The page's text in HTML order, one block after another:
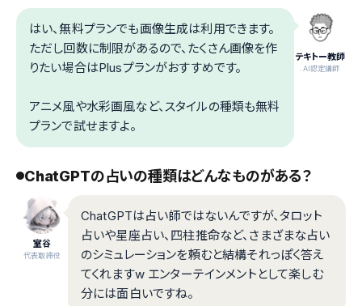
テキトー教師
.AI認定講師
はい、無料プランでも画像生成は利用できます。
ただし回数に制限があるので、たくさん画像を作
りたい場合はPlusプランがおすすめです。
アニメ風や水彩画風など、スタイルの種類も無料
プランで試せますよ。
ChatGPTの占いの種類はどんなものがある？
室谷
代表取締役
ChatGPTは占い師ではないんですが、タロット
占いや星座占い、四柱推命など、さまざまな占い
のシミュレーションを頼むと結構それっぽく答え
てくれますw エンターテインメントとして楽しむ
分には面白いですね。